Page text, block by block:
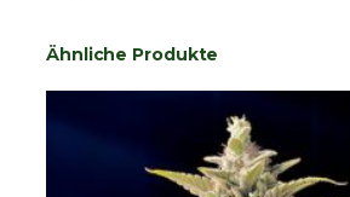
Ähnliche Produkte